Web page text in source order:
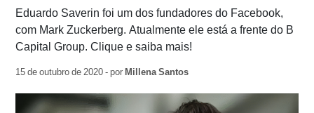
Eduardo Saverin foi um dos fundadores do Facebook,
com Mark Zuckerberg. Atualmente ele está a frente do B
Capital Group. Clique e saiba mais!
15 de outubro de 2020 - por Millena Santos